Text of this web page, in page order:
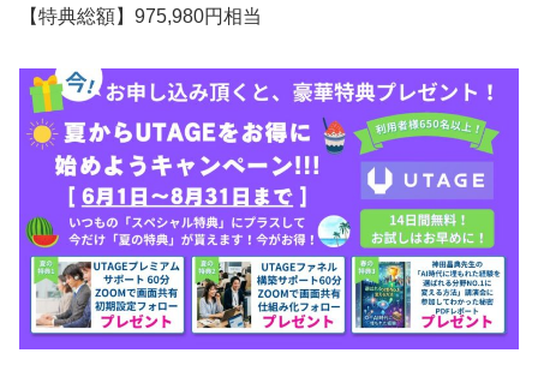
【特典総額】975,980円相当